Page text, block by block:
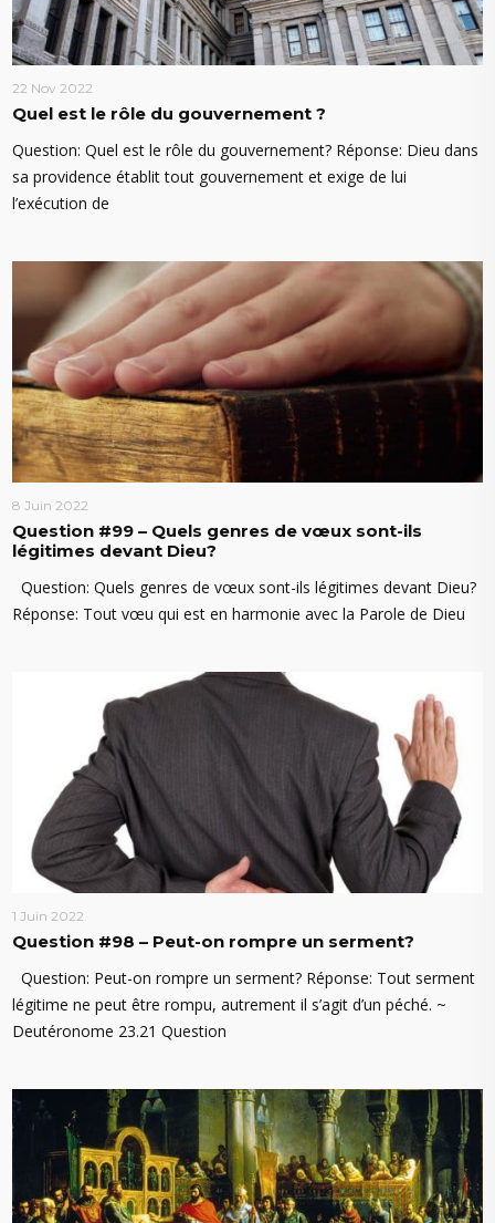
22 Nov 2022
Quel est le rôle du gouvernement ?
Question: Quel est le rôle du gouvernement? Réponse: Dieu dans
sa providence établit tout gouvernement et exige de lui
l’exécution de
8 Juin 2022
Question #99 – Quels genres de vœux sont-ils
légitimes devant Dieu?
Question: Quels genres de vœux sont-ils légitimes devant Dieu?
Réponse: Tout vœu qui est en harmonie avec la Parole de Dieu
1 Juin 2022
Question #98 – Peut-on rompre un serment?
Question: Peut-on rompre un serment? Réponse: Tout serment
légitime ne peut être rompu, autrement il s’agit d’un péché. ~
Deutéronome 23.21 Question